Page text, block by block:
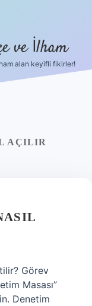
ve İlham
alan keyifli fikirler!
AÇILIR
Görev
Masası”
Denetim